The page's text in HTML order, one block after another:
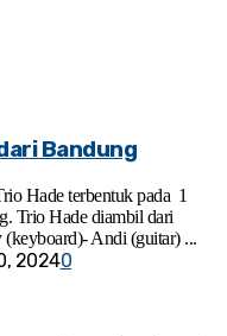
Bandung
Hade terbentuk pada 1
Trio Hade diambil dari
(keyboard)- Andi (guitar) ...
20240